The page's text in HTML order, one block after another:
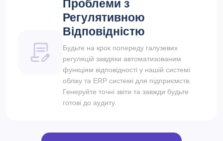
Проблеми з
Регулятивною
Відповідністю
Будьте на крок попереду галузевих
регуляцій завдяки автоматизованим
функціям відповідності у нашій системі
обліку та ERP системі для підприємств.
Генеруйте точні звіти та завжди будьте
готові до аудиту.